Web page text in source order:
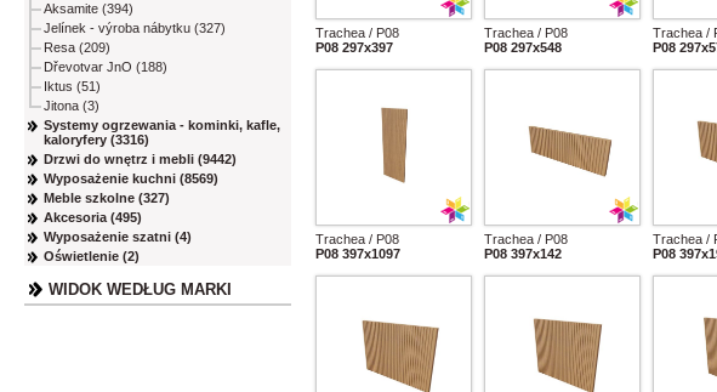
Aksamite (394)
Jelínek - výroba nábytku (327)
Resa (209)
Dřevotvar JnO (188)
Iktus (51)
Jitona (3)
Systemy ogrzewania - kominki, kafle,
kaloryfery (3316)
Drzwi do wnętrz i mebli (9442)
Wyposażenie kuchni (8569)
Meble szkolne (327)
Akcesoria (495)
Wyposażenie szatni (4)
Oświetlenie (2)
WIDOK WEDŁUG MARKI
Trachea / P08
P08 297x397
Trachea / P08
P08 297x548
Trachea /
P08
Trachea / P08
P08 397x1097
Trachea / P08
P08 397x142
Trachea /
P08